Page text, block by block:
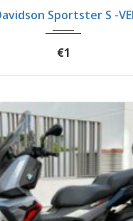
Sportster S -
€1